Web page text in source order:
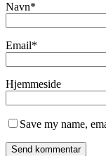
Navn*
Email*
Hjemmeside
Save my name,